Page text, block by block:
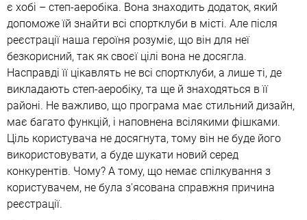
є хобі – степ-аеробіка. Вона знаходить додаток, який
допоможе їй знайти всі спортклуби в місті. Але після
реєстрації наша героїня розуміє, що він для неї
безкорисний, так як своєї цілі вона не досягла.
Насправді її цікавлять не всі спортклуби, а лише ті, де
викладають степ-аеробіку, та ще й знаходяться в її
районі. Не важливо, що програма має стильний дизайн,
має багато функцій, і наповнена всілякими фішками.
Ціль користувача не досягнута, тому він не буде його
використовувати, а буде шукати новий серед
конкурентів. Чому? А тому, що немає спілкування з
користувачем, не була з'ясована справжня причина
реєстрації.